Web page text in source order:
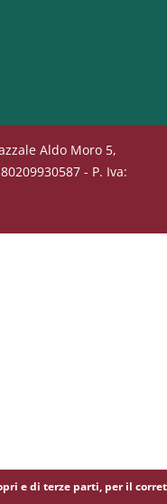
Aldo Moro 5,
- P. Iva:
e di terze parti, per il